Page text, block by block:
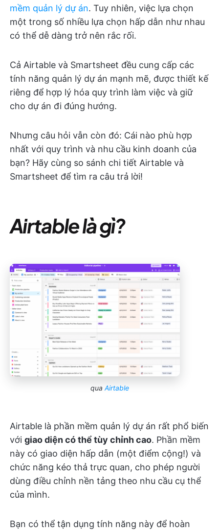
mềm quản lý dự án. Tuy nhiên, việc lựa chọn
một trong số nhiều lựa chọn hấp dẫn như nhau
có thể dễ dàng trở nên rắc rối.
Cả Airtable và Smartsheet đều cung cấp các
tính năng quản lý dự án mạnh mẽ, được thiết kế
riêng để hợp lý hóa quy trình làm việc và giữ
cho dự án đi đúng hướng.
Nhưng câu hỏi vẫn còn đó: Cái nào phù hợp
nhất với quy trình và nhu cầu kinh doanh của
bạn? Hãy cùng so sánh chi tiết Airtable và
Smartsheet để tìm ra câu trả lời!
Airtable là gì?
qua Airtable
Airtable là phần mềm quản lý dự án rất phổ biến
với giao diện có thể tùy chỉnh cao. Phần mềm
này có giao diện hấp dẫn (một điểm cộng!) và
chức năng kéo thả trực quan, cho phép người
dùng điều chỉnh nền tảng theo nhu cầu cụ thể
của mình.
Bạn có thể tận dụng tính năng này để hoàn